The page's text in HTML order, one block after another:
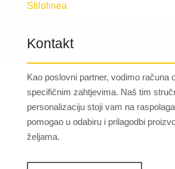
Stilolinea
Kontakt
Kao poslovni partner, vodimo računa
specifičnim zahtjevima. Naš tim
personalizaciju stoji vam na
pomogao u odabiru i prilagodbi
željama.